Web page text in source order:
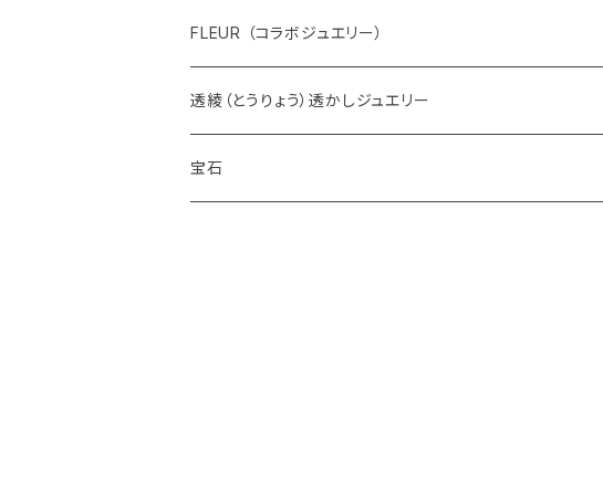
FLEUR （コラボジュエリー）
透綾（とうりょう）透かしジュエリー
宝石